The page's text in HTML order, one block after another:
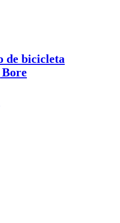
de bicicleta